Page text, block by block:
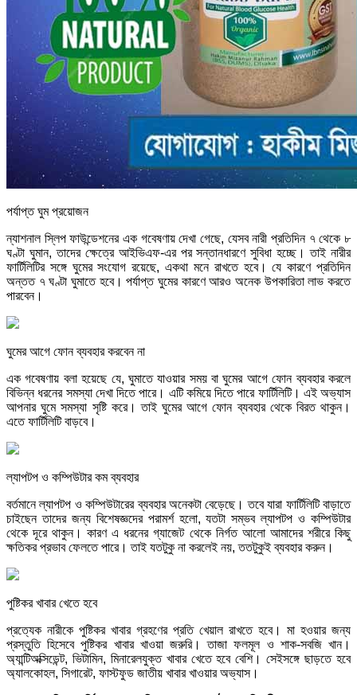
পর্যাপ্ত ঘুম প্রয়োজন
ন্যাশনাল স্লিপ ফাউন্ডেশনের এক গবেষণায় দেখা গেছে, যেসব নারী প্রতিদিন ৭ থেকে ৮
ঘণ্টা ঘুমান, তাদের ক্ষেত্রে আইভিএফ-এর পর সন্তানধারণে সুবিধা হচ্ছে। তাই নারীর
ফার্টিলিটির সঙ্গে ঘুমের সংযোগ রয়েছে, একথা মনে রাখতে হবে। যে কারণে প্রতিদিন
অন্তত ৭ ঘণ্টা ঘুমাতে হবে। পর্যাপ্ত ঘুমের কারণে আরও অনেক উপকারিতা লাভ করতে
পারবেন।
ঘুমের আগে ফোন ব্যবহার করবেন না
এক গবেষণায় বলা হয়েছে যে, ঘুমাতে যাওয়ার সময় বা ঘুমের আগে ফোন ব্যবহার করলে
বিভিন্ন ধরনের সমস্যা দেখা দিতে পারে। এটি কমিয়ে দিতে পারে ফার্টিলিটি। এই অভ্যাস
আপনার ঘুমে সমস্যা সৃষ্টি করে। তাই ঘুমের আগে ফোন ব্যবহার থেকে বিরত থাকুন।
এতে ফার্টিলিটি বাড়বে।
ল্যাপটপ ও কম্পিউটার কম ব্যবহার
বর্তমানে ল্যাপটপ ও কম্পিউটারের ব্যবহার অনেকটা বেড়েছে। তবে যারা ফার্টিলিটি বাড়াতে
চাইছেন তাদের জন্য বিশেষজ্ঞদের পরামর্শ হলো, যতটা সম্ভব ল্যাপটপ ও কম্পিউটার
থেকে দূরে থাকুন। কারণ এ ধরনের গ্যাজেট থেকে নির্গত আলো আমাদের শরীরে কিছু
ক্ষতিকর প্রভাব ফেলতে পারে। তাই যতটুকু না করলেই নয়, ততটুকুই ব্যবহার করুন।
পুষ্টিকর খাবার খেতে হবে
প্রত্যেক নারীকে পুষ্টিকর খাবার গ্রহণের প্রতি খেয়াল রাখতে হবে। মা হওয়ার জন্য
প্রস্তুতি হিসেবে পুষ্টিকর খাবার খাওয়া জরুরি। তাজা ফলমূল ও শাক-সবজি খান।
অ্যান্টিঅক্সিডেন্ট, ভিটামিন, মিনারেলযুক্ত খাবার খেতে হবে বেশি। সেইসঙ্গে ছাড়তে হবে
অ্যালকোহল, সিগারেট, ফাস্টফুড জাতীয় খাবার খাওয়ার অভ্যাস।